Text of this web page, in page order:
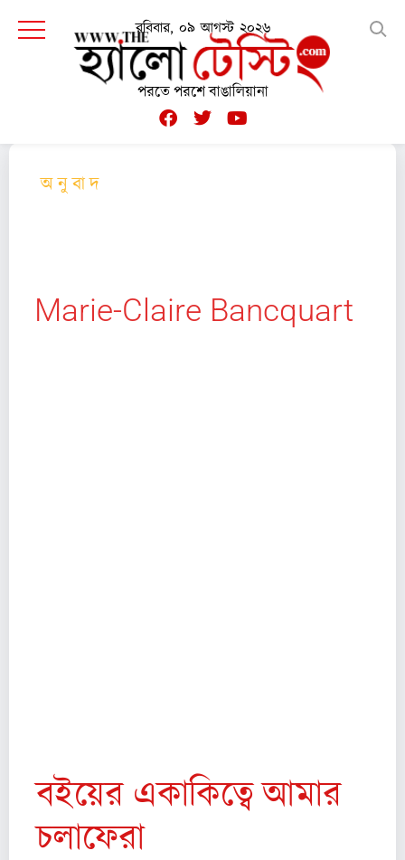
রবিবার, ০৯ আগস্ট ২০২৬
পরতে পরশে বাঙালিয়ানা
অ নু বা দ
Marie-Claire Bancquart
বইয়ের একাকিত্বে আমার
চলাফেরা